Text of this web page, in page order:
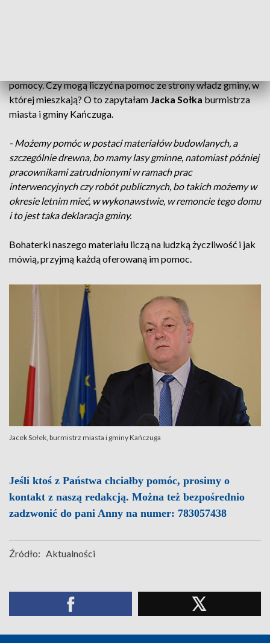
pomocy. Czy mogą liczyć na pomoc ze strony władz gminy, w
której mieszkają? O to zapytałamJacka Sołkaburmistrza
miasta i gminy Kańczuga.
- Możemy pomóc w postaci materiałów budowlanych, a
szczególnie drewna, bo mamy lasy gminne, natomiast później
pracownikami zatrudnionymi w ramach prac
interwencyjnych czy robót publicznych, bo takich możemy w
okresie letnim mieć, w wykonawstwie, w remoncie tego domu
i to jest taka deklaracja gminy.
Bohaterki naszego materiału liczą na ludzką życzliwość i jak
mówią, przyjmą każdą oferowaną im pomoc.
Jacek Sołek, burmistrz miasta i gminy Kańczuga
Jeśli ktoś z Państwa chciałby pomóc, prosimy o
kontakt z naszą redakcją. Można też bezpośrednio
zadzwonić do pani Anny na numer: 783057438
Źródło: Aktualności